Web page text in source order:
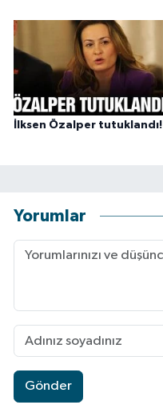
İlksen Özalper tutuklandı!
Yorumlar
Gönder